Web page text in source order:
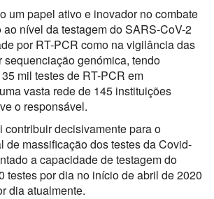
um papel ativo e inovador no combate
ao nível da testagem do SARS-CoV-2
por RT-PCR como na vigilância das
sequenciação genómica, tendo
mil testes de RT-PCR em
vasta rede de 145 instituições
o responsável.
contribuir decisivamente para o
de massificação dos testes da Covid-
a capacidade de testagem do
testes por dia no início de abril de 2020
dia atualmente.